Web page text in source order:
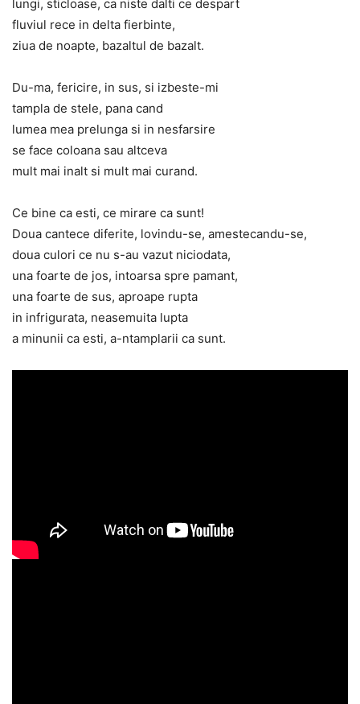
lungi, sticloase, ca niste dalti ce despart
fluviul rece in delta fierbinte,
ziua de noapte, bazaltul de bazalt.
Du-ma, fericire, in sus, si izbeste-mi
tampla de stele, pana cand
lumea mea prelunga si in nesfarsire
se face coloana sau altceva
mult mai inalt si mult mai curand.
Ce bine ca esti, ce mirare ca sunt!
Doua cantece diferite, lovindu-se, amestecandu-se,
doua culori ce nu s-au vazut niciodata,
una foarte de jos, intoarsa spre pamant,
una foarte de sus, aproape rupta
in infrigurata, neasemuita lupta
a minunii ca esti, a-ntamplarii ca sunt.